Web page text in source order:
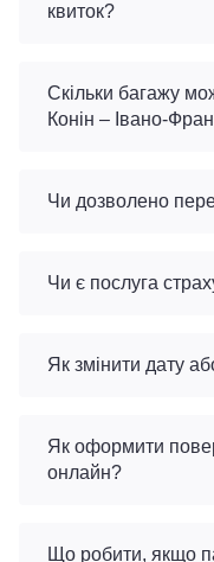
квиток?
Скільки багажу
Конін – Івано-
Чи дозволено
Чи є послуга
Як змінити дату
Як оформити
онлайн?
Що робити, якщо